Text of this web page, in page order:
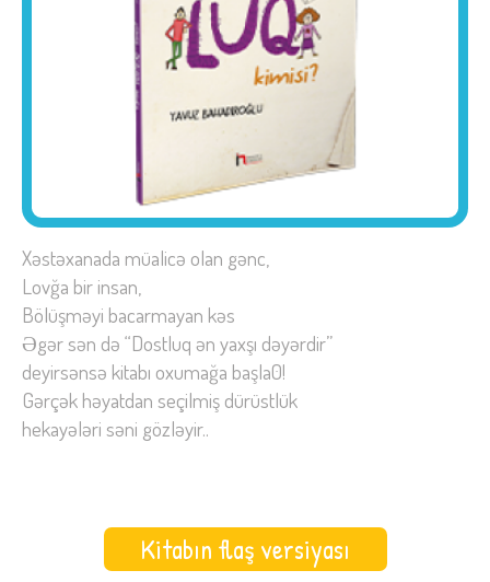
Xəstəxanada müalicə olan gənc,
Lovğa bir insan,
Bölüşməyi bacarmayan kəs
Əgər sən də “Dostluq ən yaxşı dəyərdir”
deyirsənsə kitabı oxumağa başla0!
Gərçək həyatdan seçilmiş dürüstlük
hekayələri səni gözləyir..
Kitabın flaş versiyası